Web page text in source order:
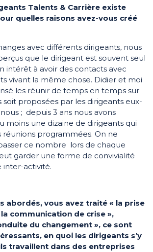
Talents & Carrière existe
quelles raisons avez-vous créé
avec différents dirigeants, nous
que le dirigeant est souvent seul
intérêt à avoir des contacts avec
vivant la même chose. Didier et moi
les réunir de temps en temps sur
proposées par les dirigeants eux-
; depuis 3 ans nous avons
moins une dizaine de dirigeants qui
programmées. On ne
ce nombre lors de chaque
garder une forme de convivialité
inter-activité.
abordés, vous avez traité « la prise
communication de crise »,
du changement », ce sont
en quoi les dirigeants s’y
travaillent dans des entreprises